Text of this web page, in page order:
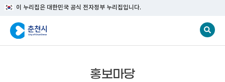
이 누리집은 대한민국 공식 전자정부 누리집입니다.
홍보마당